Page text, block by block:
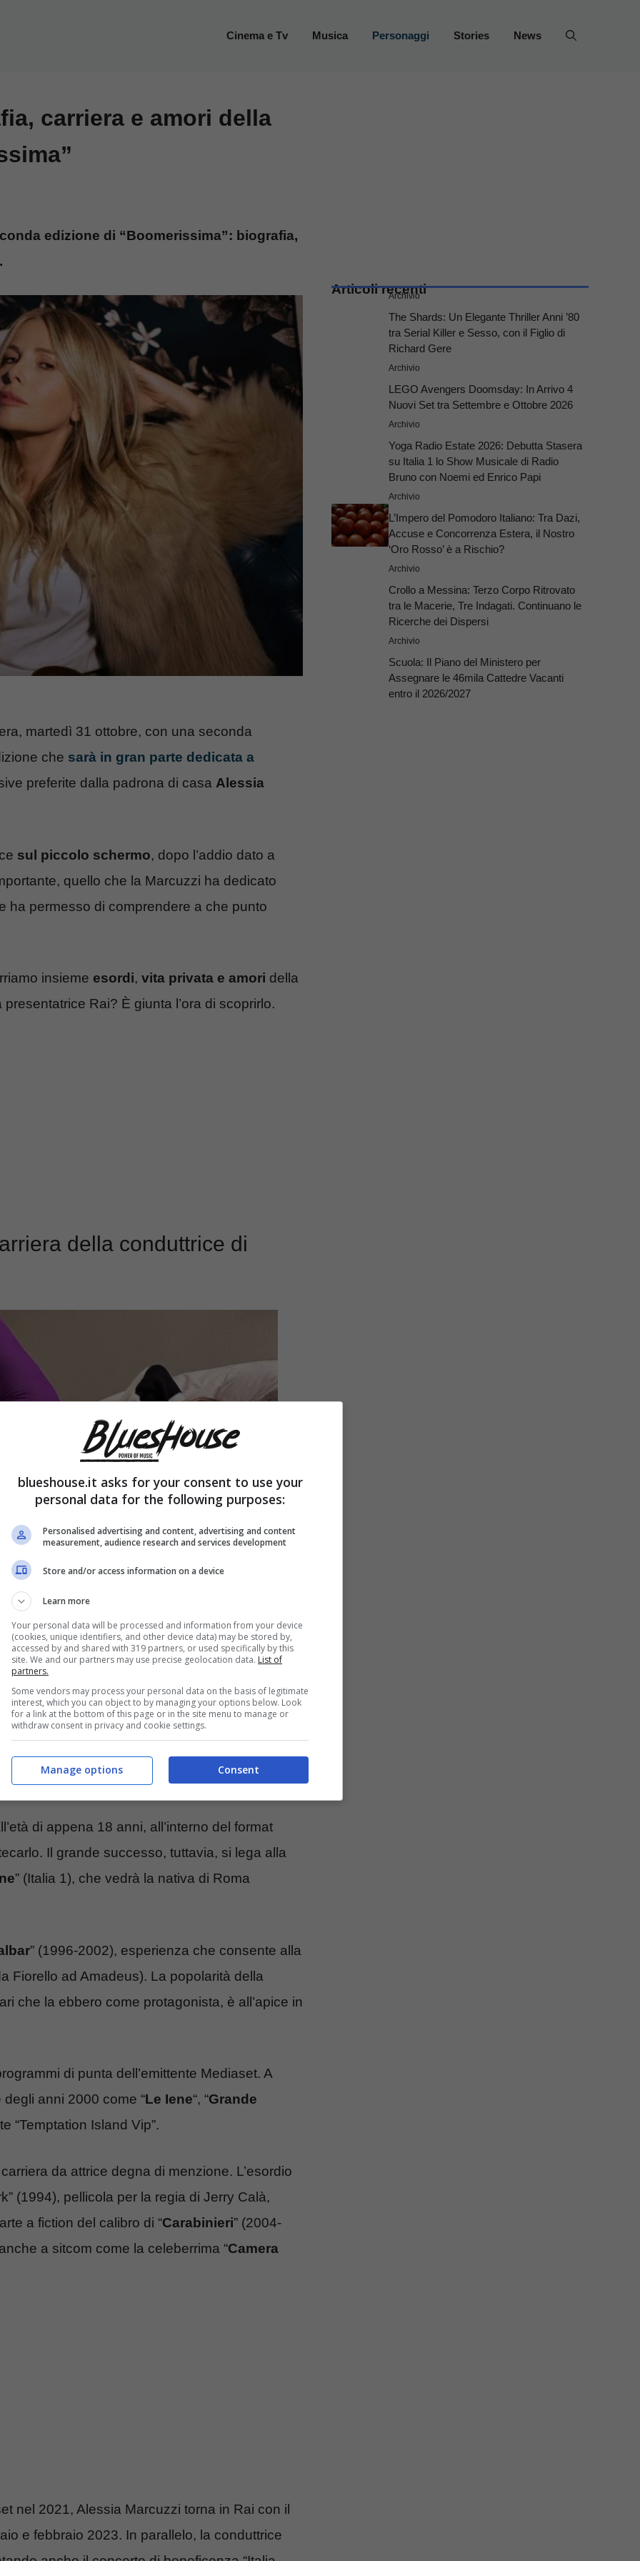
Cinema e Tv Musica Personaggi Stories News
carriera e amori della
edizione di “Boomerissima”: biografia,
martedì 31 ottobre, con una seconda
che sarà in gran parte dedicata a
preferite dalla padrona di casa Alessia
sul piccolo schermo, dopo l’addio dato a
quello che la Marcuzzi ha dedicato
ha permesso di comprendere a che punto
insieme esordi, vita privata e amori della
Rai? È giunta l’ora di scoprirlo.
della conduttrice di
dello Scorpione, Alessia Marcuzzi
Dopo aver frequentato un corso di Dizione e
si fa conoscere partecipando ad
di appena 18 anni, all’interno del format
Il grande successo, tuttavia, si lega alla
” (Italia 1), che vedrà la nativa di Roma
” (1996-2002), esperienza che consente alla
Fiorello ad Amadeus). La popolarità della
che la ebbero come protagonista, è all’apice in
di punta dell’emittente Mediaset. A
degli anni 2000 come “Le Iene“, “Grande
“Temptation Island Vip”.
da attrice degna di menzione. L’esordio
(1994), pellicola per la regia di Jerry Calà,
a fiction del calibro di “Carabinieri” (2004-
a sitcom come la celeberrima “Camera
nel 2021, Alessia Marcuzzi torna in Rai con il
e febbraio 2023. In parallelo, la conduttrice
Articoli recenti
Archivio
The Shards: Un Elegante Thriller Anni ’80
tra Serial Killer e Sesso, con il Figlio di
Richard Gere
Archivio
LEGO Avengers Doomsday: In Arrivo 4
Nuovi Set tra Settembre e Ottobre 2026
Archivio
Yoga Radio Estate 2026: Debutta Stasera
su Italia 1 lo Show Musicale di Radio
Bruno con Noemi ed Enrico Papi
Archivio
L’Impero del Pomodoro Italiano: Tra Dazi,
Accuse e Concorrenza Estera, il Nostro
‘Oro Rosso’ è a Rischio?
Archivio
Crollo a Messina: Terzo Corpo Ritrovato
tra le Macerie, Tre Indagati. Continuano le
Ricerche dei Dispersi
Archivio
Scuola: Il Piano del Ministero per
Assegnare le 46mila Cattedre Vacanti
entro il 2026/2027
blueshouse.it asks for your consent to use your
personal data for the following purposes:
Personalised advertising and content, advertising and content
measurement, audience research and services development
Store and/or access information on a device
Learn more
Your personal data will be processed and information from your device
(cookies, unique identifiers, and other device data) may be stored by,
accessed by and shared with 319 partners, or used specifically by this
site. We and our partners may use precise geolocation data. List of
partners.
Some vendors may process your personal data on the basis of legitimate
interest, which you can object to by managing your options below. Look
for a link at the bottom of this page or in the site menu to manage or
withdraw consent in privacy and cookie settings.
Consent
Manage options